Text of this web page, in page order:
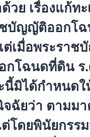
ย เรื่องแก้ทะ
ชบัญญัติออกโ
ต่เมื่อพระรา
โฉนดที่ดิน ร.
นี้มิได้กำหนดใ
ฉัยว่า ตามม
โดยพินัยกรร